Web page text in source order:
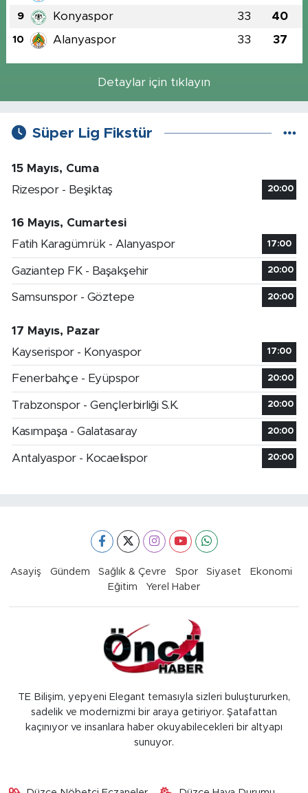
9 Konyaspor 33 40
10 Alanyaspor 33 37
Detaylar için tıklayın
Süper Lig Fikstür
15 Mayıs, Cuma
Rizespor - Beşiktaş
20:00
16 Mayıs, Cumartesi
Fatih Karagümrük - Alanyaspor
17:00
Gaziantep FK - Başakşehir 20:00
Samsunspor - Göztepe 20:00
17 Mayıs, Pazar
Kayserispor - Konyaspor
17:00
Fenerbahçe - Eyüpspor 20:00
Trabzonspor - Gençlerbirliği S.K. 20:00
Kasımpaşa - Galatasaray 20:00
Antalyaspor - Kocaelispor 20:00
Asayiş Gündem Sağlık & Çevre Spor Siyaset
Ekonomi
Eğitim
Yerel Haber
TE Bilişim, yepyeni Elegant temasıyla sizleri buluştururken,
sadelik ve modernizmi bir araya getiriyor. Şatafattan
kaçınıyor ve insanlara haber okuyabilecekleri bir altyapı
sunuyor.